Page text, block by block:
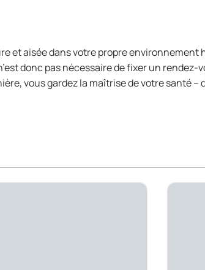
et aisée dans votre propre environnement
donc pas nécessaire de fixer un
vous gardez la maîtrise de votre santé –